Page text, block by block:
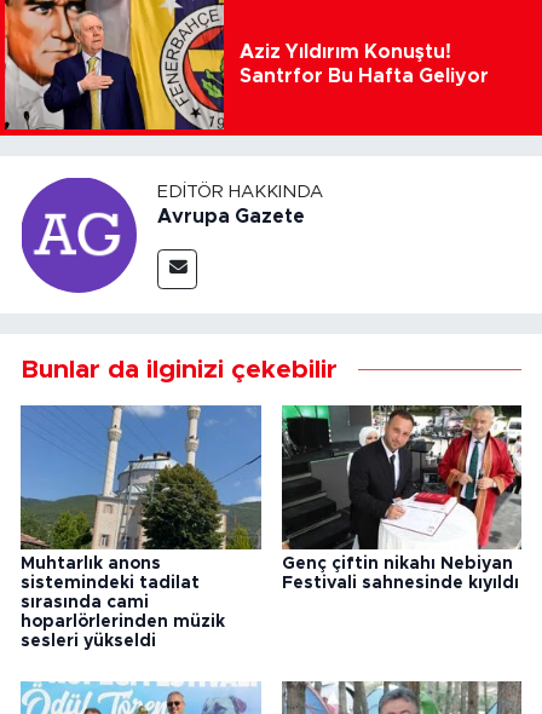
Aziz Yıldırım Konuştu!
Santrfor Bu Hafta Geliyor
EDITÖR HAKKINDA
Avrupa Gazete
Bunlar da ilginizi çekebilir
Muhtarlık anons
sistemindeki tadilat
sırasında cami
hoparlörlerinden müzik
sesleri yükseldi
Genç çiftin nikahı Nebiyan
Festivali sahnesinde kıyıldı